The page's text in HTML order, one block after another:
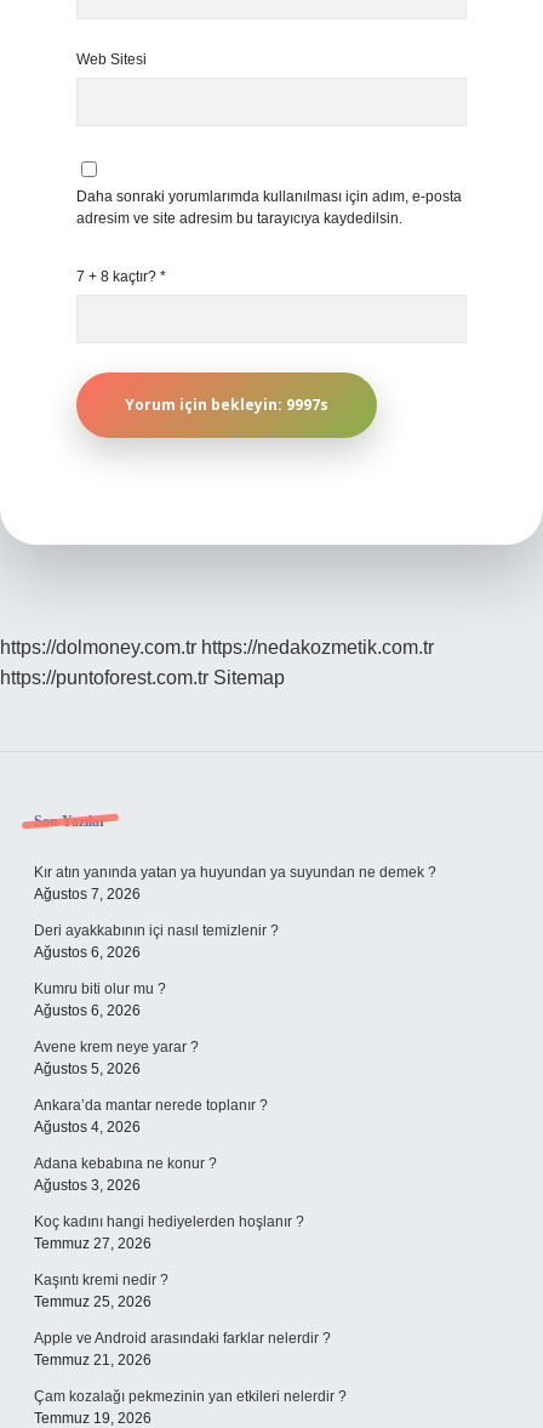
Web Sitesi
Daha sonraki yorumlarımda kullanılması için adım, e-posta
adresim ve site adresim bu tarayıcıya kaydedilsin.
7 + 8 kaçtır? *
https://dolmoney.com.tr https://nedakozmetik.com.tr
https://puntoforest.com.tr Sitemap
Sidebar
Son Yazılar
Kır atın yanında yatan ya huyundan ya suyundan ne demek ?
Ağustos 7, 2026
Deri ayakkabının içi nasıl temizlenir ?
Ağustos 6, 2026
Kumru biti olur mu ?
Ağustos 6, 2026
Avene krem neye yarar ?
Ağustos 5, 2026
Ankara’da mantar nerede toplanır ?
Ağustos 4, 2026
Adana kebabına ne konur ?
Ağustos 3, 2026
Koç kadını hangi hediyelerden hoşlanır ?
Temmuz 27, 2026
Kaşıntı kremi nedir ?
Temmuz 25, 2026
Apple ve Android arasındaki farklar nelerdir ?
Temmuz 21, 2026
Çam kozalağı pekmezinin yan etkileri nelerdir ?
Temmuz 19, 2026